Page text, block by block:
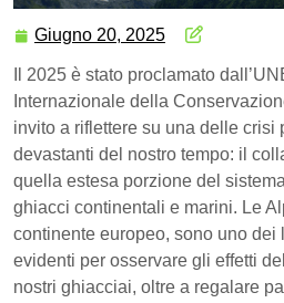
Giugno 20, 2025
Il 2025 è stato proclamato
Internazionale della
invito a riflettere su una delle crisi
devastanti del nostro tempo: il
quella estesa porzione del
ghiacci continentali e marini. Le
continente europeo, sono uno dei
evidenti per osservare gli effetti
nostri ghiacciai, oltre a regalare